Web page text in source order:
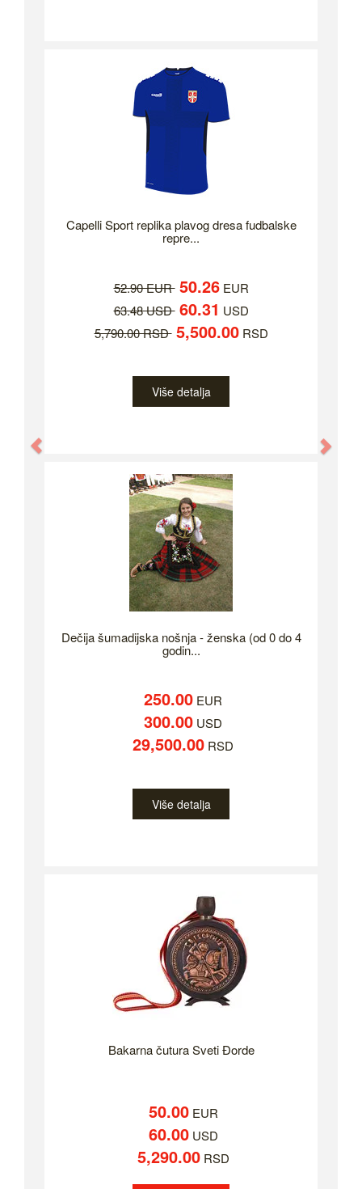
Capelli Sport replika plavog dresa fudbalske
repre...
52.90 EUR 50.26EUR
63.48 USD 60.31 USD
5,790.00 RSD 5,500.00RSD
Više detalja
Dečija šumadijska nošnja - ženska (od 0 do 4
godin...
250.00 EUR
300.00 USD
29,500.00 RSD
Više detalja
Bakarna čutura Sveti Đorde
50.00EUR
60.00USD
5,290.00RSD